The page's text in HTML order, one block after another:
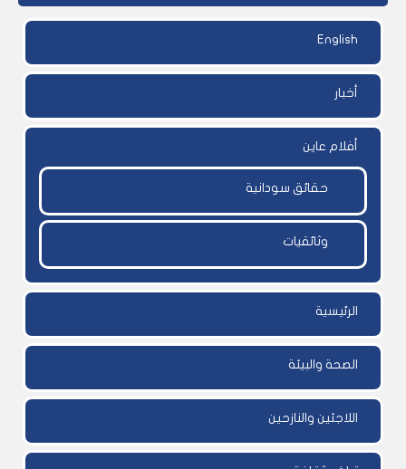
English
أخبار
أفلام عاين
حقائق سودانية
وثائقيات
الرئيسية
الصحة والبيئة
اللاجئين والنازحين